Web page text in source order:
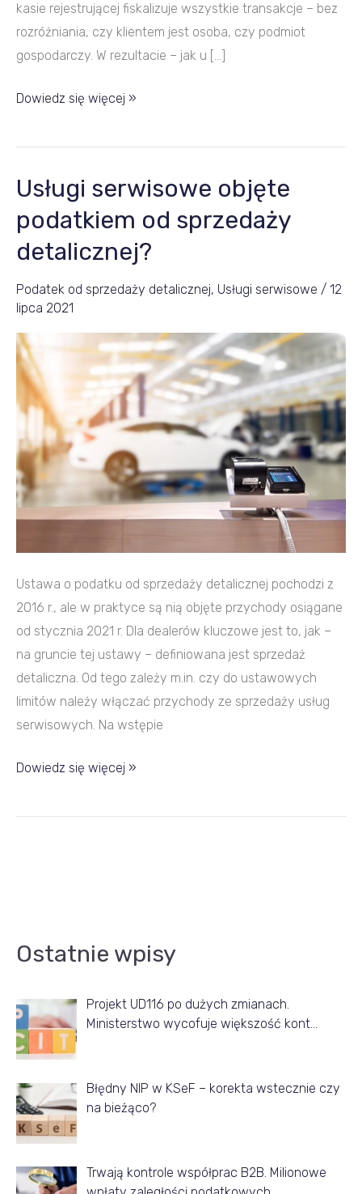
kasie rejestrującej fiskalizuje wszystkie transakcje – bez
rozróżniania, czy klientem jest osoba, czy podmiot
gospodarczy. W rezultacie – jak u […]
Dowiedz się więcej »
Usługi serwisowe objęte
podatkiem od sprzedaży
detalicznej?
Podatek od sprzedaży detalicznej, Usługi serwisowe / 12
lipca 2021
Ustawa o podatku od sprzedaży detalicznej pochodzi z
2016 r., ale w praktyce są nią objęte przychody osiągane
od stycznia 2021 r. Dla dealerów kluczowe jest to, jak –
na gruncie tej ustawy – definiowana jest sprzedaż
detaliczna. Od tego zależy m.in. czy do ustawowych
limitów należy włączać przychody ze sprzedaży usług
serwisowych. Na wstępie
Usługi
serwisowe
objęte
podatkiem
sprzedaży
Dowiedz się więcej »
Ostatnie wpisy
Projekt UD116 po dużych zmianach.
Ministerstwo wycofuje większość kont…
Błędny NIP w KSeF – korekta wstecznie czy
na bieżąco?
Trwają kontrole współprac B2B. Milionowe
r
y
k
u
ł
y
z
d